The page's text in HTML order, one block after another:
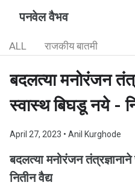
पनवेल वैभव
ALL राजकीय बातमी
बदलत्या मनोरंजन
स्वास्थ बिघडू नये -
April 27, 2023 • Anil Kurghode
बदलत्या मनोरंजन
नितीन वैद्य